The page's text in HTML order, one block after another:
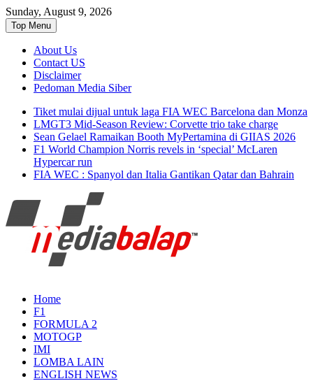
Sunday, August 9, 2026
Top Menu
About Us
Contact US
Disclaimer
Pedoman Media Siber
Tiket mulai dijual untuk laga FIA WEC Barcelona dan Monza
LMGT3 Mid-Season Review: Corvette trio take charge
Sean Gelael Ramaikan Booth MyPertamina di GIIAS 2026
F1 World Champion Norris revels in ‘special’ McLaren
Hypercar run
FIA WEC : Spanyol dan Italia Gantikan Qatar dan Bahrain
MediaBalap.com | Informasi
Balap Terupdate
Seputar MotoGP GP2 GP3 F2 F3 SERI
ASIA LMP2 F1 dll
Home
F1
FORMULA 2
MOTOGP
IMI
LOMBA LAIN
ENGLISH NEWS